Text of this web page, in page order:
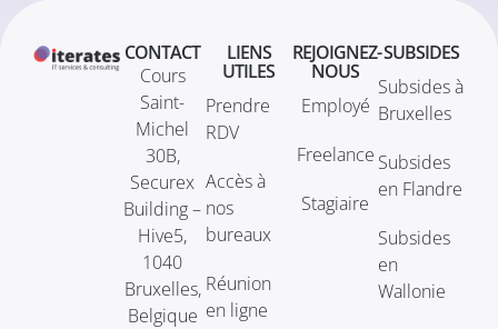
CONTACT
Cours
Saint-
Michel
30B,
Securex
Building –
Hive5,
1040
Bruxelles,
Belgique
LIENS
UTILES
Prendre
RDV
Accès à
nos
bureaux
Réunion
en ligne
REJOIGNEZ-
NOUS
Employé
Freelance
Stagiaire
SUBSIDES
Subsides à
Bruxelles
Subsides
en Flandre
Subsides
en
Wallonie